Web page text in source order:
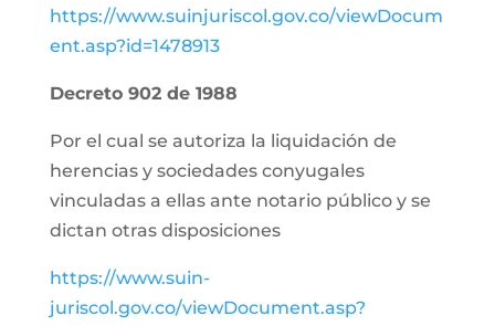
https://www.suinjuriscol.gov.co/viewDocum
ent.asp?id=1478913
Decreto 902 de 1988
Por el cual se autoriza la liquidación de
herencias y sociedades conyugales
vinculadas a ellas ante notario público y se
dictan otras disposiciones
https://www.suin-
juriscol.gov.co/viewDocument.asp?